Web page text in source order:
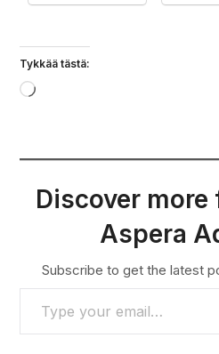
Tykkää tästä:
Loading…
Discover more
Aspera
Subscribe to get the latest
TYPE YOUR EMAIL…